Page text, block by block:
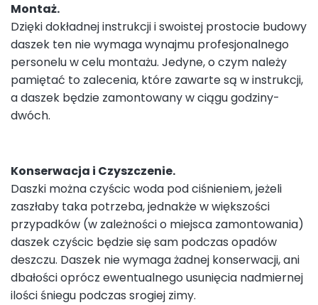
Montaż.
Dzięki dokładnej instrukcji i swoistej prostocie budowy
daszek ten nie wymaga wynajmu profesjonalnego
personelu w celu montażu. Jedyne, o czym należy
pamiętać to zalecenia, które zawarte są w instrukcji,
a daszek będzie zamontowany w ciągu godziny-
dwóch.
Konserwacja i Czyszczenie.
Daszki można czyścic woda pod ciśnieniem, jeżeli
zaszłaby taka potrzeba, jednakże w większości
przypadków (w zależności o miejsca zamontowania)
daszek czyścic będzie się sam podczas opadów
deszczu. Daszek nie wymaga żadnej konserwacji, ani
dbałości oprócz ewentualnego usunięcia nadmiernej
ilości śniegu podczas srogiej zimy.